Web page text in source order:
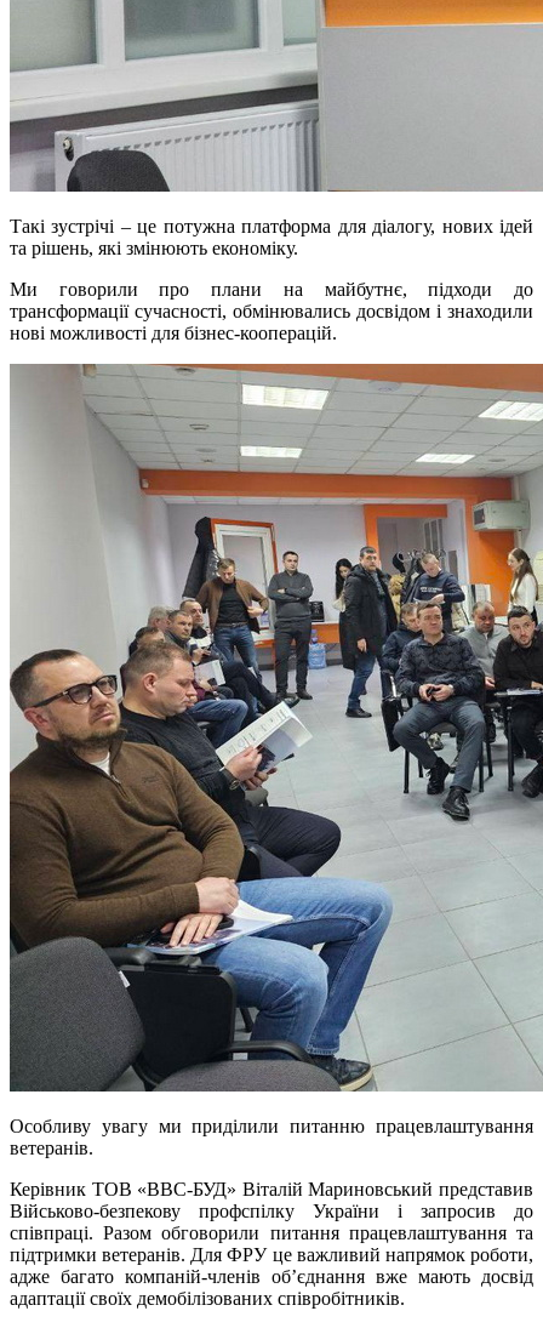
Такі зустрічі – це потужна платформа для діалогу, нових ідей
та рішень, які змінюють економіку.
Ми говорили про плани на майбутнє, підходи до
трансформації сучасності, обмінювались досвідом і знаходили
нові можливості для бізнес-кооперацій.
Особливу увагу ми приділили питанню працевлаштування
ветеранів.
Керівник ТОВ «ВВС-БУД» Віталій Мариновський представив
Військово-безпекову профспілку України і запросив до
співпраці. Разом обговорили питання працевлаштування та
підтримки ветеранів. Для ФРУ це важливий напрямок роботи,
адже багато компаній-членів об’єднання вже мають досвід
адаптації своїх демобілізованих співробітників.